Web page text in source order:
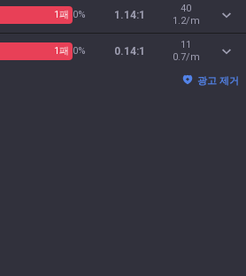
1패 0% 1.14:1
40
1.2/m
1패 0% 0.14:1
11
0.7/m
광고 제거